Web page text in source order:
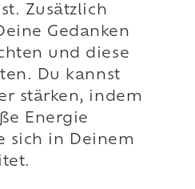
Zusätzlich
Gedanken
und diese
Du kannst
stärken, indem
Energie
sich in Deinem